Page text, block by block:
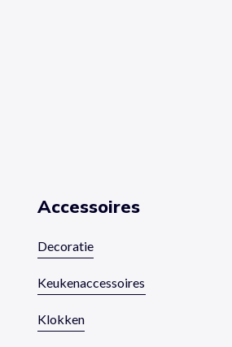
Accessoires
Decoratie
Keukenaccessoires
Klokken